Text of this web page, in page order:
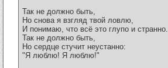
Так не должно быть,
Но снова я взгляд твой ловлю,
И понимаю, что всё это глупо и странно.
Так не должно быть,
Но сердце стучит неустанно:
"Я люблю! Я люблю!"